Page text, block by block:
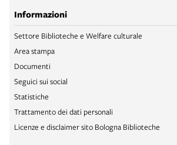
Informazioni
Settore Biblioteche e Welfare culturale
Area stampa
Documenti
Seguici sui social
Statistiche
Trattamento dei dati personali
Licenze e disclaimer sito Bologna Biblioteche